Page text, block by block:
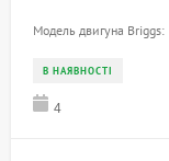
Модель двигуна Briggs:
В НАЯВНОСТІ
4